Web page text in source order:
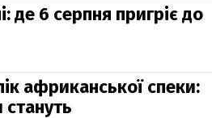
де 6 серпня пригріє до
африканської спеки: